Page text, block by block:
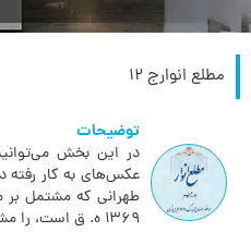
مطلع انوارج 12
توضیحات
در این بخش
طهرانی که مشتمل بر
1369 ه. ق است، را مشاهده و دانلود کنید.